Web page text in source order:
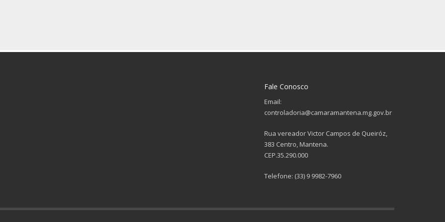
Fale Conosco
Email:
controladoria@camaramantena.mg.gov.br
Rua vereador Victor Campos de Queiróz,
383 Centro, Mantena.
CEP.35.290.000
Telefone: (33) 9 9982-7960